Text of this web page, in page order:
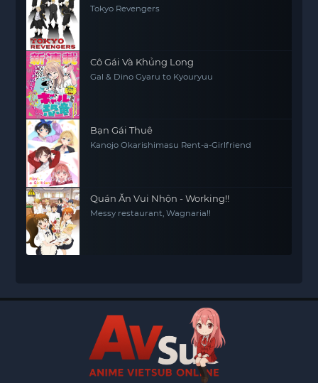
Tokyo Revengers
Cô Gái Và Khủng Long
Gal & Dino Gyaru to Kyouryuu
Bạn Gái Thuê
Kanojo Okarishimasu Rent-a-Girlfriend
Quán Ăn Vui Nhộn - Working!!
Messy restaurant, Wagnaria!!